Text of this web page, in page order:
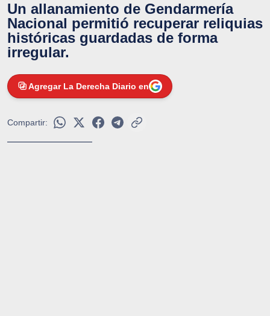
Un allanamiento de Gendarmería
Nacional permitió recuperar reliquias
históricas guardadas de forma
irregular.
Agregar La Derecha Diario en
Compartir: